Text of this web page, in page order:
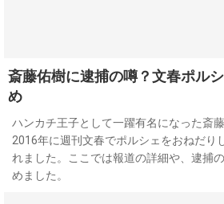
斎藤佑樹に逮捕の噂？文春ポル
め
ハンカチ王子として一躍有名になった斎
2016年に週刊文春でポルシェをおねだり
れました。ここでは報道の詳細や、逮捕
めました。